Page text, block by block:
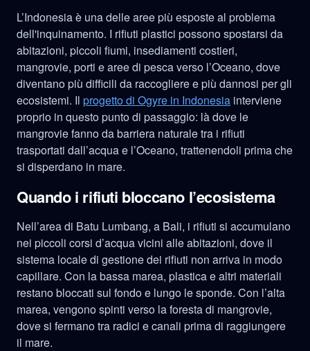
L’Indonesia è una delle aree più esposte al problema
dell'inquinamento. I rifiuti plastici possono spostarsi da
abitazioni, piccoli fiumi, insediamenti costieri,
mangrovie, porti e aree di pesca verso l’Oceano, dove
diventano più difficili da raccogliere e più dannosi per gli
ecosistemi. Il progetto di Ogyre in Indonesia interviene
proprio in questo punto di passaggio: là dove le
mangrovie fanno da barriera naturale tra i rifiuti
trasportati dall’acqua e l’Oceano, trattenendoli prima che
si disperdano in mare.
Quando i rifiuti bloccano l’ecosistema
Nell’area di Batu Lumbang, a Bali, i rifiuti si accumulano
nei piccoli corsi d’acqua vicini alle abitazioni, dove il
sistema locale di gestione dei rifiuti non arriva in modo
capillare. Con la bassa marea, plastica e altri materiali
restano bloccati sul fondo e lungo le sponde. Con l’alta
marea, vengono spinti verso la foresta di mangrovie,
dove si fermano tra radici e canali prima di raggiungere
il mare.